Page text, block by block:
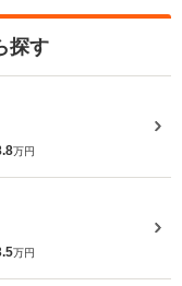
探す
万円
万円